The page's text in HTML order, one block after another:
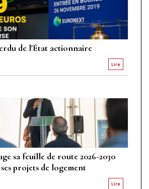
de l'État actionnaire
Lire
sa feuille de route 2026-2030
projets de logement
Lire